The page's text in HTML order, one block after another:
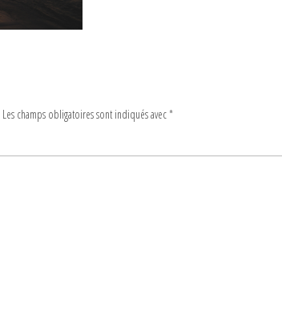
Les champs obligatoires sont indiqués avec*